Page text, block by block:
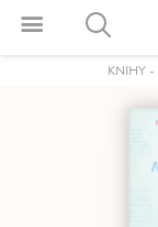
KNIHY -